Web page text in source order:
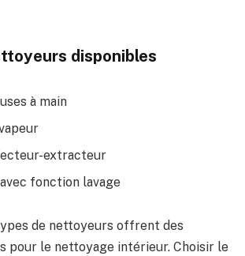
disponibles
à main
extracteur
fonction lavage
de nettoyeurs offrent des
pour le nettoyage intérieur. Choisir le